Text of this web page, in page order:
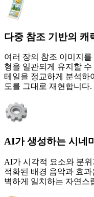
다중 참조 기반의 캐
여러 장의 참조 이미지
형을 일관되게 유지할
테일을 정교하게 분석하
도를 그대로 재현합니다.
AI가 생성하는 시네
AI가 시각적 요소와 분
적화된 배경 음악과 효
벽하게 일치하는 자연스